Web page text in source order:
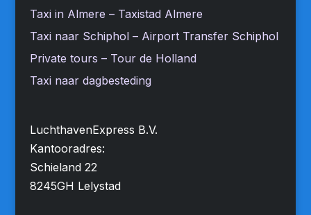
Taxi in Almere – Taxistad Almere
Taxi naar Schiphol – Airport Transfer Schiphol
Private tours – Tour de Holland
Taxi naar dagbesteding
LuchthavenExpress B.V.
Kantooradres:
Schieland 22
8245GH Lelystad